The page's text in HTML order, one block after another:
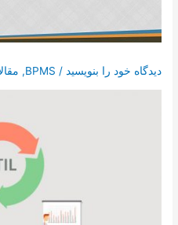
درخواست دمو
دیدگاه‌ خود را بنویسید /
BPMS
,